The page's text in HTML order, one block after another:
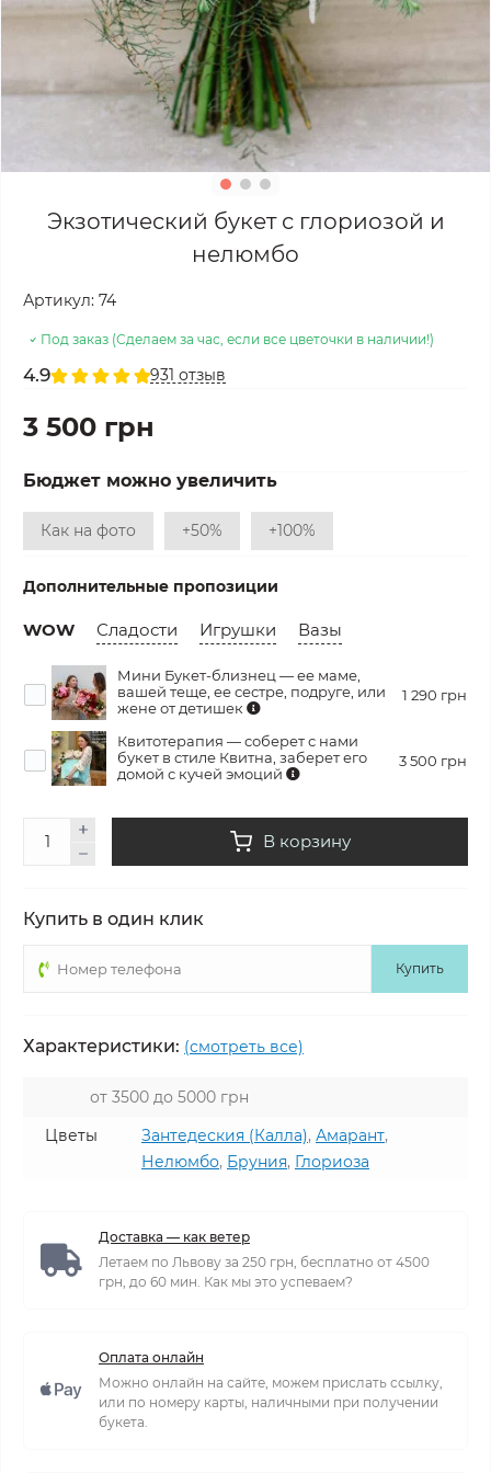
Экзотический букет с глориозой и
нелюмбо
Артикул: 74
Под заказ (Сделаем за час, если все цветочки в наличии!)
4.9 931 отзыв
3 500 грн
Бюджет можно увеличить
Как на фото +50% +100%
Дополнительные пропозиции
WOW Сладости Игрушки Вазы
Мини Букет-близнец — ее маме,
вашей теще, ее сестре, подруге, или
жене от детишек
1 290 грн
Квитотерапия — соберет с нами
букет в стиле Квитна, заберет его
домой с кучей эмоций
3 500 грн
В корзину
Купить в один клик
Купить
Характеристики: (смотреть все)
от 3500 до 5000 грн
Цветы
Зантедеския (Калла), Амарант,
Нелюмбо, Бруния, Глориоза
Доставка — как ветер
Летаем по Львову за 250 грн, бесплатно от 4500
грн, до 60 мин. Как мы это успеваем?
Оплата онлайн
Можно онлайн на сайте, можем прислать ссылку,
или по номеру карты, наличными при получении
букета.